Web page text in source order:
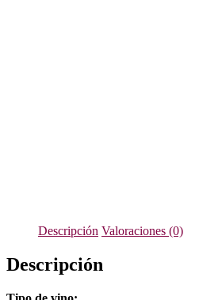
Descripción Valoraciones (0)
Descripción